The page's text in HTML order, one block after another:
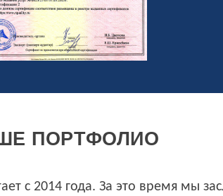
ПОРТФОЛИО
с 2014 года. За это время мы